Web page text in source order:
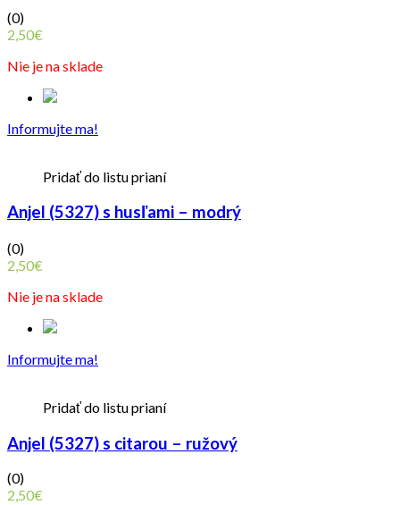
(0)
2,50€
Nie je na sklade
Informujte ma!
Pridať do listu prianí
Anjel (5327) s husľami – modrý
(0)
2,50€
Nie je na sklade
Informujte ma!
Pridať do listu prianí
Anjel (5327) s citarou – ružový
(0)
2,50€